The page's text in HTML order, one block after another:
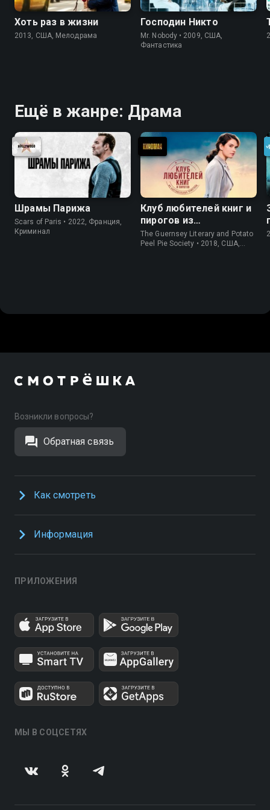
Хоть раз в жизни
2013, США, Мелодрама
Господин Никто
Mr. Nobody • 2009, США,
Фантастика
Ещё в жанре: Драма
Шрамы Парижа
Scars of Paris • 2022, Франция,
Криминал
Клуб любителей книг и
пирогов из
картофельных
очистков
The Guernsey Literary and Potato
Peel Pie Society • 2018, США,
Возникли вопросы?
Обратная связь
Как смотреть
Информация
ПРИЛОЖЕНИЯ
МЫ В СОЦСЕТЯХ